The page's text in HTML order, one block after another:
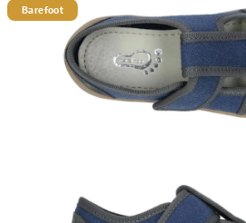
produktu
je
4,7
z
5
hvězdiček.
Barefoot